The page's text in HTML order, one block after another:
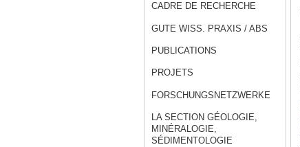
CADRE DE RECHERCHE
GUTE WISS. PRAXIS / ABS
PUBLICATIONS
PROJETS
FORSCHUNGSNETZWERKE
LA SECTION GÉOLOGIE,
MINÉRALOGIE,
SÉDIMENTOLOGIE